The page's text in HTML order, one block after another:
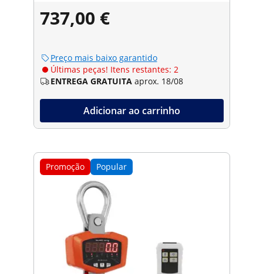
737,00 €
Preço mais baixo garantido
Últimas peças! Itens restantes: 2
ENTREGA GRATUITA aprox. 18/08
Adicionar ao carrinho
Promoção Popular